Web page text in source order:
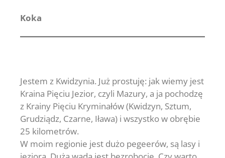
Koka
Jestem z Kwidzynia. Już prostuję: jak wiemy jest
Kraina Pięciu Jezior, czyli Mazury, a ja pochodzę
z Krainy Pięciu Kryminałów (Kwidzyn, Sztum,
Grudziądz, Czarne, Iława) i wszystko w obrębie
25 kilometrów.
W moim regionie jest dużo pegeerów, są lasy i